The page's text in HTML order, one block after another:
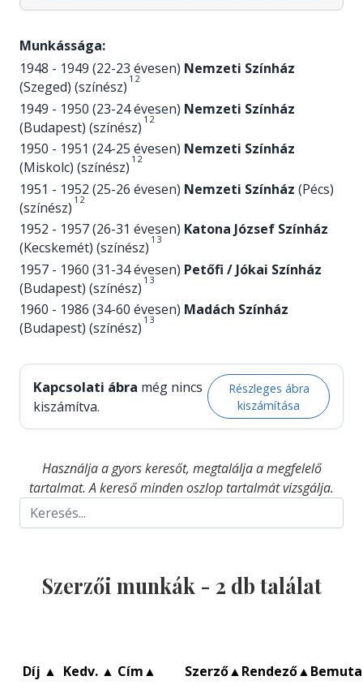
Munkássága:
1948 - 1949 (22-23 évesen) Nemzeti Színház
(Szeged) (színész) 1 2
1949 - 1950 (23-24 évesen) Nemzeti Színház
(Budapest) (színész) 1 2
1950 - 1951 (24-25 évesen) Nemzeti Színház
(Miskolc) (színész) 1 2
1951 - 1952 (25-26 évesen) Nemzeti Színház (Pécs)
(színész) 1 2
1952 - 1957 (26-31 évesen) Katona József Színház
(Kecskemét) (színész) 1 3
1957 - 1960 (31-34 évesen) Petőfi / Jókai Színház
(Budapest) (színész) 1 3
1960 - 1986 (34-60 évesen) Madách Színház
(Budapest) (színész) 1 3
Kapcsolati ábra még nincs
kiszámítva.
Részleges ábra
kiszámítása
Használja a gyors keresőt, megtalálja a megfelelő
tartalmat. A kereső minden oszlop tartalmát vizsgálja.
Szerzői munkák - 2 db találat
Díj ▲ Kedv. ▲ Cím▲ Szerző▲Rendező▲